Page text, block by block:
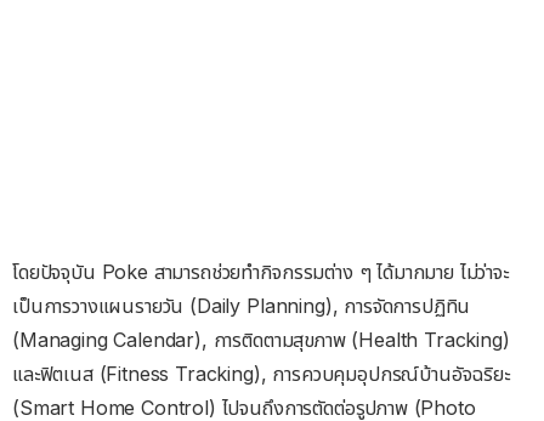
โดยปัจจุบัน Poke สามารถช่วยทำกิจกรรมต่าง ๆ ได้มากมาย ไม่ว่าจะ
เป็นการวางแผนรายวัน (Daily Planning), การจัดการปฏิทิน
(Managing Calendar), การติดตามสุขภาพ (Health Tracking)
และฟิตเนส (Fitness Tracking), การควบคุมอุปกรณ์บ้านอัจฉริยะ
(Smart Home Control) ไปจนถึงการตัดต่อรูปภาพ (Photo